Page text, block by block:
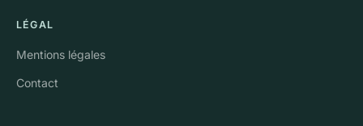
LÉGAL
Mentions légales
Contact